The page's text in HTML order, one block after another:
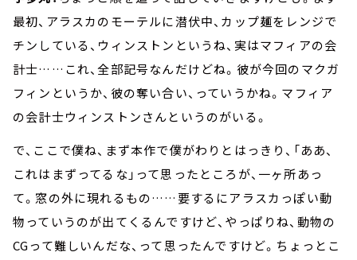
最初、アラスカのモーテルに潜伏中、カップ麺をレンジで
チンしている、ウィンストンというね、実はマフィアの会
計士……これ、全部記号なんだけどね。彼が今回のマクガ
フィンというか、彼の奪い合い、っていうかね。マフィア
の会計士ウィンストンさんというのがいる。
で、ここで僕ね、まず本作で僕がわりとはっきり、「ああ、
これはまずってるな」って思ったところが、一ヶ所あっ
て。窓の外に現れるもの……要するにアラスカっぽい動
物っていうのが出てくるんですけど、やっぱりね、動物の
CGって難しいんだな、って思ったんですけど。ちょっとこ